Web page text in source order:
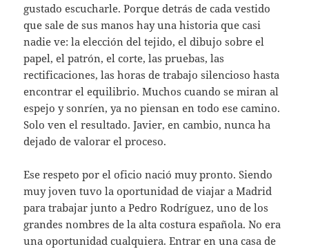
gustado escucharle. Porque detrás de cada vestido
que sale de sus manos hay una historia que casi
nadie ve: la elección del tejido, el dibujo sobre el
papel, el patrón, el corte, las pruebas, las
rectificaciones, las horas de trabajo silencioso hasta
encontrar el equilibrio. Muchos cuando se miran al
espejo y sonríen, ya no piensan en todo ese camino.
Solo ven el resultado. Javier, en cambio, nunca ha
dejado de valorar el proceso.
Ese respeto por el oficio nació muy pronto. Siendo
muy joven tuvo la oportunidad de viajar a Madrid
para trabajar junto a Pedro Rodríguez, uno de los
grandes nombres de la alta costura española. No era
una oportunidad cualquiera. Entrar en una casa de